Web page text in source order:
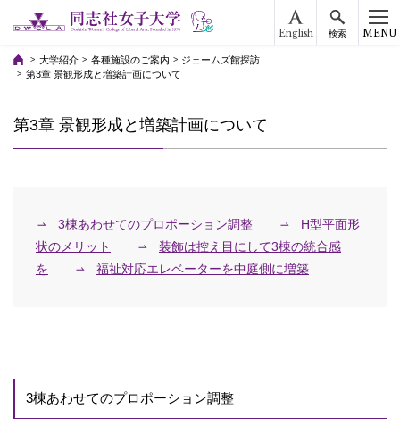
English 検索 MENU
大学紹介 各種施設のご案内
ジェームズ館探訪
第3章 景観形成と増築計画について
第3章 景観形成と増築計画について
3棟あわせてのプロポーション調整
H型平面形
状のメリット
装飾は控え目にして3棟の統合感
を
福祉対応エレベーターを中庭側に増築
3棟あわせてのプロポーション調整